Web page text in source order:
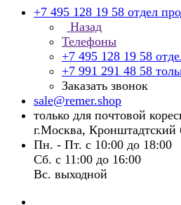
+7 495 128 19 58 отдел
Назад
Телефоны
+7 495 128 19 58
+7 991 291 48 58
Заказать звонок
sale@remer.shop
только для почтовой
г.Москва, Кронштадтский
Пн. - Пт. с 10:00 до 18:00
Сб. с 11:00 до 16:00
Вс. выходной